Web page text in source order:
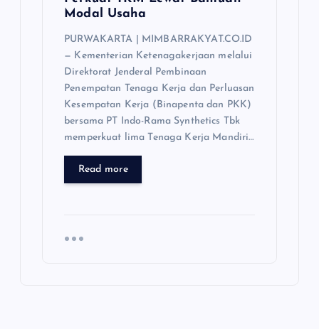
Modal Usaha
PURWAKARTA | MIMBARRAKYAT.CO.ID
— Kementerian Ketenagakerjaan melalui
Direktorat Jenderal Pembinaan
Penempatan Tenaga Kerja dan Perluasan
Kesempatan Kerja (Binapenta dan PKK)
bersama PT Indo-Rama Synthetics Tbk
memperkuat lima Tenaga Kerja Mandiri…
Read more